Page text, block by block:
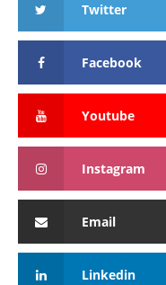
Twitter
Facebook
Youtube
Instagram
Email
Linkedin